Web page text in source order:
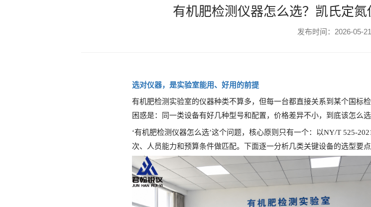
有机肥检测仪器怎么选？凯氏定
发布时间：2026-05-21
选对仪器，是实验室能用、好用的前提
有机肥检测实验室的仪器种类不算多，但每一台都直接关系到某个国标
困惑是：同一类设备有好几种型号和配置，价格差异不小，到底该怎么
‘有机肥检测仪器怎么选’这个问题，核心原则只有一个：以NY/T 525-
次、人员能力和预算条件做匹配。下面逐一分析几类关键设备的选型要点